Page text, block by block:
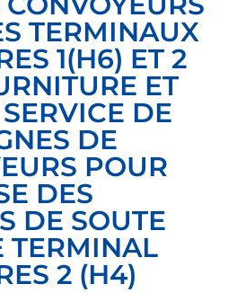
TERMINAUX
1(H6) ET 2
ET
DE
DE
POUR
DES
DE SOUTE
TERMINAL
2 (H4)